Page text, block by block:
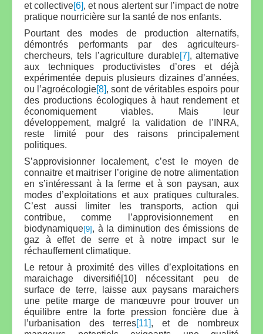
et collective[6], et nous alertent sur l’impact de notre
pratique nourricière sur la santé de nos enfants.
Pourtant des modes de production alternatifs,
démontrés performants par des agriculteurs-
chercheurs, tels l’agriculture durable[7], alternative
aux techniques productivistes d’ores et déjà
expérimentée depuis plusieurs dizaines d’années,
ou l’agroécologie[8], sont de véritables espoirs pour
des productions écologiques à haut rendement et
économiquement viables. Mais leur
développement, malgré la validation de l’INRA,
reste limité pour des raisons principalement
politiques.
S’approvisionner localement, c’est le moyen de
connaitre et maitriser l’origine de notre alimentation
en s’intéressant à la ferme et à son paysan, aux
modes d’exploitations et aux pratiques culturales.
C’est aussi limiter les transports, action qui
contribue, comme l’approvisionnement en
biodynamique[9] , à la diminution des émissions de
gaz à effet de serre et à notre impact sur le
réchauffement climatique.
Le retour à proximité des villes d’exploitations en
maraichage diversifié[10] nécessitant peu de
surface de terre, laisse aux paysans maraichers
une petite marge de manœuvre pour trouver un
équilibre entre la forte pression foncière due à
l’urbanisation des terres[11], et de nombreux